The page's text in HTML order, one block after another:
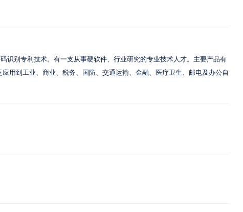
识别专利技术。有一支从事硬软件、行业研究的专业技术人才。主要产品有
用到工业、商业、税务、国防、交通运输、金融、医疗卫生、邮电及办公自